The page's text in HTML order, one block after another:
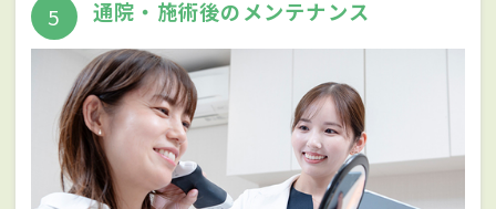
5 通院・施術後のメンテナンス